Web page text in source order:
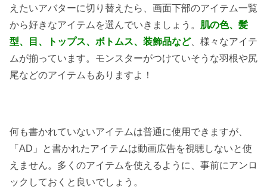
えたいアバターに切り替えたら、画面下部のアイテム一覧
から好きなアイテムを選んでいきましょう。 肌の色、髪
型、目、トップス、ボトムス、装飾品など、様々なアイテ
ムが揃っています。モンスターがつけていそうな羽根や尻
尾などのアイテムもありますよ！
何も書かれていないアイテムは普通に使用できますが、
「AD」と書かれたアイテムは動画広告を視聴しないと使
えません。多くのアイテムを使えるように、事前にアンロ
ックしておくと良いでしょう。